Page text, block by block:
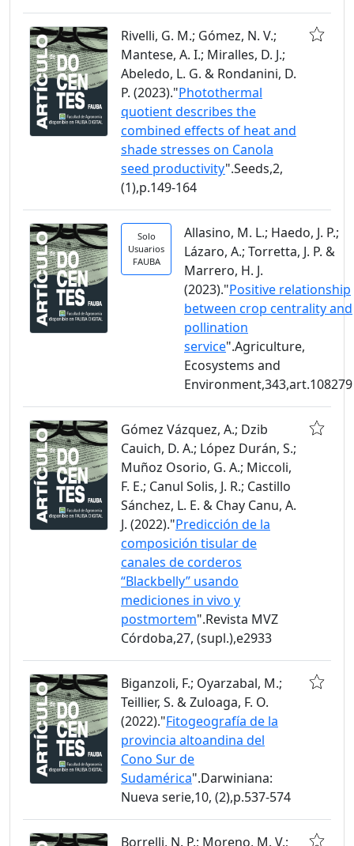
Rivelli, G. M.; Gómez, N. V.;
Mantese, A. I.; Miralles, D. J.;
Abeledo, L. G. & Rondanini, D.
P. (2023)."Photothermal
quotient describes the
combined effects of heat and
shade stresses on Canola
seed productivity".Seeds,2,
(1),p.149-164
Solo
Usuarios
FAUBA
Allasino, M. L.; Haedo, J. P.;
Lázaro, A.; Torretta, J. P. &
Marrero, H. J.
(2023)."Positive relationship
between crop centrality and
pollination
service".Agriculture,
Ecosystems and
Environment,343,art.108279
Gómez Vázquez, A.; Dzib
Cauich, D. A.; López Durán, S.;
Muñoz Osorio, G. A.; Miccoli,
F. E.; Canul Solis, J. R.; Castillo
Sánchez, L. E. & Chay Canu, A.
J. (2022)."Predicción de la
composición tisular de
canales de corderos
“Blackbelly” usando
mediciones in vivo y
postmortem".Revista MVZ
Córdoba,27, (supl.),e2933
Biganzoli, F.; Oyarzabal, M.;
Teillier, S. & Zuloaga, F. O.
(2022)."Fitogeografía de la
provincia altoandina del
Cono Sur de
Sudamérica".Darwiniana:
Nueva serie,10, (2),p.537-574
Borrelli, N. P.; Moreno, M. V.;